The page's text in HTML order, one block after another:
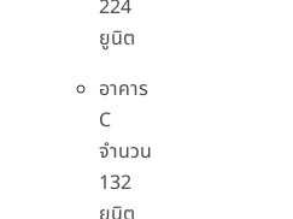
224
ยูนิต
อาคาร
C
จำนวน
132